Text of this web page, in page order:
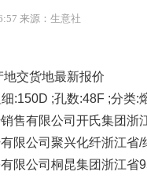
来源：生意社
地交货地最新报价
:150D ;孔数:48F ;分类:
售有限公司 开氏集团浙
限公司 聚兴化纤浙江省/
限公司 桐昆集团浙江省